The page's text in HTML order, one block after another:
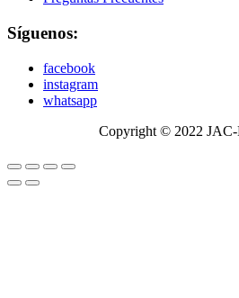
Síguenos:
facebook
instagram
whatsapp
Copyright © 2022